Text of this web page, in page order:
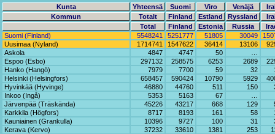
Kunta Yhteensä Suomi Viro Venäjä
Kommun
Totalt Finland Estland Ryssland
Total
Finland Estonia Russia
Suomi (Finland)
5548241 5251777 51805 30049
Uusimaa (Nyland)
1714741 1547622 36414 13106
Askola
4847 4747 50
Espoo (Esbo)
297132 258575 6253 2689
Hanko (Hangö)
7979 7700 59 32
Helsinki (Helsingfors)
658457 590424 10790 5929
Hyvinkää (Hyvinge)
46880 44760 511 150
Inkoo (Ingå)
5353 5163 67
Järvenpää (Träskända)
45226 43217 668 129
Karkkila (Högfors)
8717 8193 161 58
Kauniainen (Grankulla)
10396 9727 100 31
Kerava (Kervo)
37232 33610 1381 253